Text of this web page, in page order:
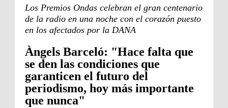
Los Premios Ondas celebran el gran centenario
de la radio en una noche con el corazón puesto
en los afectados por la DANA
Àngels Barceló: "Hace falta que
se den las condiciones que
garanticen el futuro del
periodismo, hoy más importante
que nunca"